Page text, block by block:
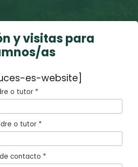
y visitas para
as
es-website]
o tutor *
o tutor *
contacto *